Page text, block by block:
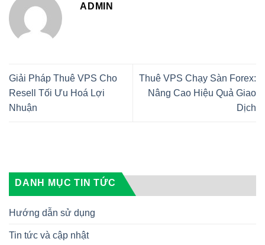
ADMIN
Giải Pháp Thuê VPS Cho
Resell Tối Ưu Hoá Lợi
Nhuận
Thuê VPS Chạy Sàn Forex:
Nâng Cao Hiệu Quả Giao
Dịch
DANH MỤC TIN TỨC
Hướng dẫn sử dụng
Tin tức và cập nhật